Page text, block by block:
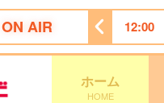
ON AIR
ｗｓ ｄａｙｓ 12:00
ホーム
HOME